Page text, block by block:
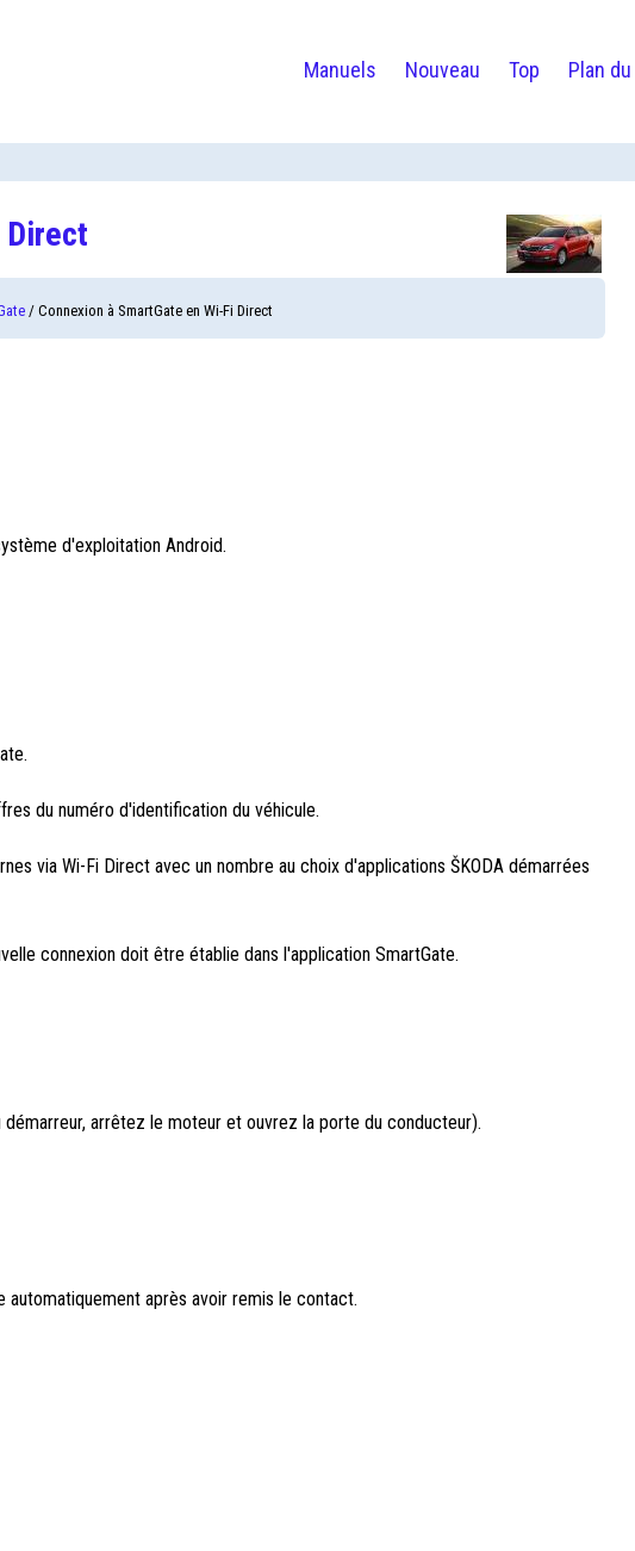
Manuels Nouveau Top Plan
Direct
/ Connexion à SmartGate en Wi-Fi Direct
d'exploitation Android.
du numéro d'identification du véhicule.
via Wi-Fi Direct avec un nombre au choix d'applications ŠKODA démarrées
connexion doit être établie dans l'application SmartGate.
arrêtez le moteur et ouvrez la porte du conducteur).
après avoir remis le contact.